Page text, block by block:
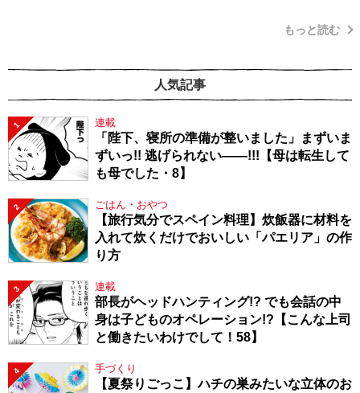
もっと読む
人気記事
1 連載
「陛下、寝所の準備が整いました」まずいま
ずいっ!! 逃げられない――!!!【母は転生して
も母でした・8】
2 ごはん・おやつ
【旅行気分でスペイン料理】炊飯器に材料を
入れて炊くだけでおいしい「パエリア」の作
り方
3 連載
部長がヘッドハンティング!? でも会話の中
身は子どものオペレーション!?【こんな上司
と働きたいわけでして！58】
4 手づくり
【夏祭りごっこ】ハチの巣みたいな立体のお